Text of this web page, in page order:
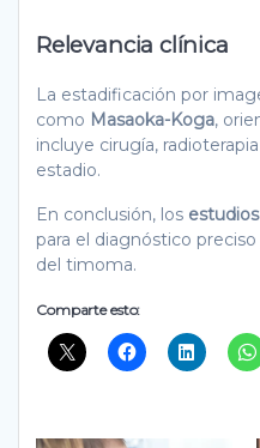
Relevancia clínica
La estadificación por
como Masaoka-Koga,
incluye cirugía,
estadio.
En conclusión, los
para el diagnóstico
del timoma.
Comparte esto: